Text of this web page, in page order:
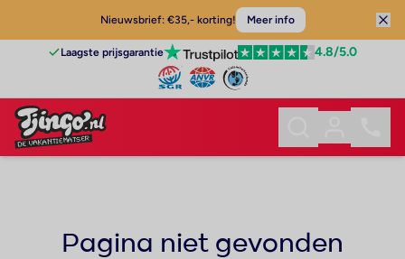
Nieuwsbrief: €35,- korting! Meer info
Laagste prijsgarantie 4.8/5.0
Pagina niet gevonden